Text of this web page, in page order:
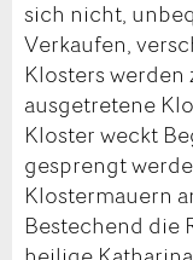
sich nicht,
Verkaufen,
Klosters werden
ausgetretene
Kloster weckt
gesprengt
Klostermauern
Bestechend die